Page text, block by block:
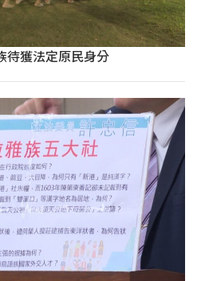
待獲法定原民身分